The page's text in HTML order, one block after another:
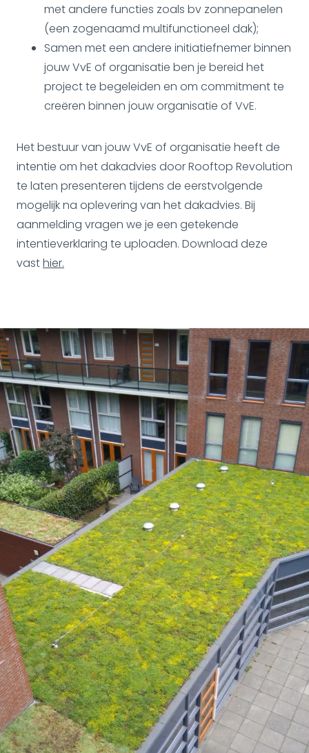
met andere functies zoals bv zonnepanelen
(een zogenaamd multifunctioneel dak);
Samen met een andere initiatiefnemer binnen
jouw VvE of organisatie ben je bereid het
project te begeleiden en om commitment te
creëren binnen jouw organisatie of VvE.
Het bestuur van jouw VvE of organisatie heeft de
intentie om het dakadvies door Rooftop Revolution
te laten presenteren tijdens de eerstvolgende
mogelijk na oplevering van het dakadvies. Bij
aanmelding vragen we je een getekende
intentieverklaring te uploaden. Download deze
vasthier.